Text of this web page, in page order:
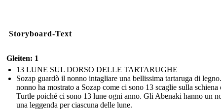
Storyboard-Text
Gleiten: 1
13 LUNE SUL DORSO DELLE TARTARUGHE
Sozap guardò il nonno intagliare una bellissima tartaruga di
nonno ha mostrato a Sozap come ci sono 13 scaglie sulla
Turtle poiché ci sono 13 lune ogni anno. Gli Abenaki hanno un
una leggenda per ciascuna delle lune.